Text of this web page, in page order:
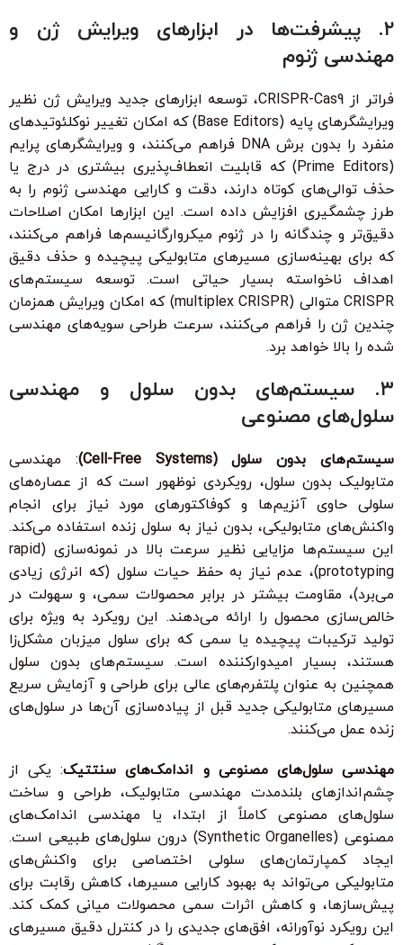
۲. پیشرفت‌ها در ابزارهای ویرایش ژن و
مهندسی ژنوم
فراتر از CRISPR-Cas9، توسعه ابزارهای جدید ویرایش ژن نظیر
ویرایشگرهای پایه (Base Editors) که امکان تغییر نوکلئوتیدهای
منفرد را بدون برش DNA فراهم می‌کنند، و ویرایشگرهای پرایم
(Prime Editors) که قابلیت انعطاف‌پذیری بیشتری در درج یا
حذف توالی‌های کوتاه دارند، دقت و کارایی مهندسی ژنوم را به
طرز چشمگیری افزایش داده است. این ابزارها امکان اصلاحات
دقیق‌تر و چندگانه را در ژنوم میکروارگانیسم‌ها فراهم می‌کنند،
که برای بهینه‌سازی مسیرهای متابولیکی پیچیده و حذف دقیق
اهداف ناخواسته بسیار حیاتی است. توسعه سیستم‌های
CRISPR متوالی (multiplex CRISPR) که امکان ویرایش همزمان
چندین ژن را فراهم می‌کنند، سرعت طراحی سویه‌های مهندسی
شده را بالا خواهد برد.
۳. سیستم‌های بدون سلول و مهندسی
سلول‌های مصنوعی
سیستم‌های بدون سلول (Cell-Free Systems)
: مهندسی
متابولیک بدون سلول، رویکردی نوظهور است که از عصاره‌های
سلولی حاوی آنزیم‌ها و کوفاکتورهای مورد نیاز برای انجام
واکنش‌های متابولیکی، بدون نیاز به سلول زنده استفاده می‌کند.
این سیستم‌ها مزایایی نظیر سرعت بالا در نمونه‌سازی (rapid
prototyping)، عدم نیاز به حفظ حیات سلول (که انرژی زیادی
می‌برد)، مقاومت بیشتر در برابر محصولات سمی، و سهولت در
خالص‌سازی محصول را ارائه می‌دهند. این رویکرد به ویژه برای
تولید ترکیبات پیچیده یا سمی که برای سلول میزبان مشکل‌زا
هستند، بسیار امیدوارکننده است. سیستم‌های بدون سلول
همچنین به عنوان پلتفرم‌های عالی برای طراحی و آزمایش سریع
مسیرهای متابولیکی جدید قبل از پیاده‌سازی آن‌ها در سلول‌های
زنده عمل می‌کنند.
مهندسی سلول‌های مصنوعی و اندامک‌های سنتتیک: یکی از
چشم‌اندازهای بلندمدت مهندسی متابولیک، طراحی و ساخت
سلول‌های مصنوعی کاملاً از ابتدا، یا مهندسی اندامک‌های
مصنوعی (Synthetic Organelles) درون سلول‌های طبیعی است.
ایجاد کمپارتمان‌های سلولی اختصاصی برای واکنش‌های
متابولیکی می‌تواند به بهبود کارایی مسیرها، کاهش رقابت برای
پیش‌سازها، و کاهش اثرات سمی محصولات میانی کمک کند.
این رویکرد نوآورانه، افق‌های جدیدی را در کنترل دقیق مسیرهای